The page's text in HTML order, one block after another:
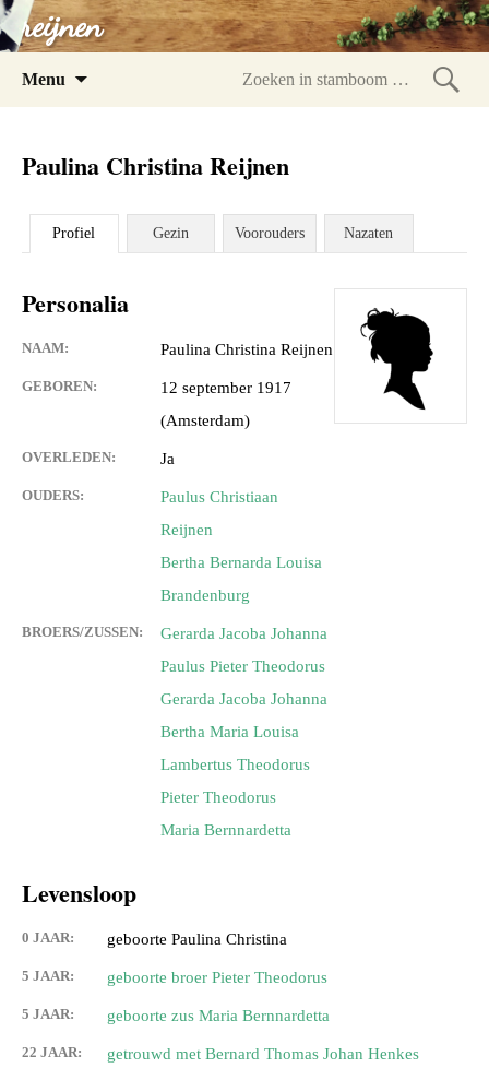
reijnen
Menu
Paulina Christina Reijnen
Profiel Gezin Voorouders Nazaten
Personalia
NAAM: Paulina Christina Reijnen
GEBOREN:
12 september 1917
(Amsterdam)
OVERLEDEN: Ja
OUDERS:
Paulus Christiaan
Reijnen
Bertha Bernarda Louisa
Brandenburg
BROERS/ZUSSEN:
Gerarda Jacoba Johanna
Paulus Pieter Theodorus
Gerarda Jacoba Johanna
Bertha Maria Louisa
Lambertus Theodorus
Pieter Theodorus
Maria Bernnardetta
Levensloop
0 JAAR: geboorte Paulina Christina
5 JAAR: geboorte broer Pieter Theodorus
5 JAAR: geboorte zus Maria Bernnardetta
22 JAAR: getrouwd met Bernard Thomas Johan Henkes